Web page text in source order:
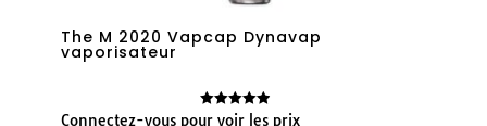
The M 2020 Vapcap Dynavap
vaporisateur
Note
Connectez-vous pour voir les prix